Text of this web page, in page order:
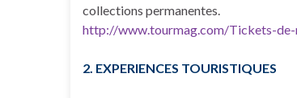
collections permanentes.
http://www.tourmag.com/Tickets-de-
2. EXPERIENCES TOURISTIQUES